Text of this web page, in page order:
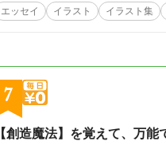
エッセイ イラスト イラスト集
7
【創造魔法】を覚えて、万